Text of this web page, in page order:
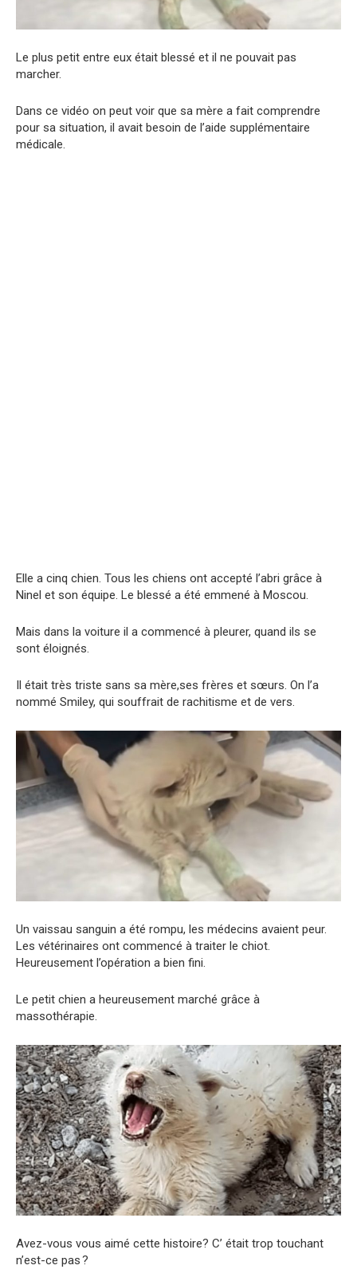
Le plus petit entre eux était blessé et il ne pouvait pas
marcher.
Dans ce vidéo on peut voir que sa mère a fait comprendre
pour sa situation, il avait besoin de l’aide supplémentaire
médicale.
Elle a cinq chien. Tous les chiens ont accepté l’abri grâce à
Ninel et son équipe. Le blessé a été emmené à Moscou.
Mais dans la voiture il a commencé à pleurer, quand ils se
sont éloignés.
Il était très triste sans sa mère,ses frères et sœurs. On l’a
nommé Smiley, qui souffrait de rachitisme et de vers.
Un vaissau sanguin a été rompu, les médecins avaient peur.
Les vétérinaires ont commencé à traiter le chiot.
Heureusement l’opération a bien fini.
Le petit chien a heureusement marché grâce à
massothérapie.
Avez-vous vous aimé cette histoire? C’ était trop touchant
n’est-ce pas ?